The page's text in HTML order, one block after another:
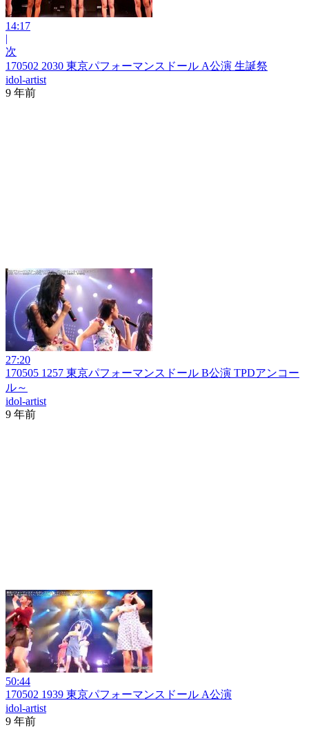
14:17
|
次
170502 2030 東京パフォーマンスドール A公演 生誕祭
idol-artist
9 年前
27:20
170505 1257 東京パフォーマンスドール B公演 TPDアンコー
ル～
idol-artist
9 年前
50:44
170502 1939 東京パフォーマンスドール A公演
idol-artist
9 年前